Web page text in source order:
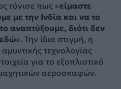
τόνισε πως «είμαστε
με την Ινδία και να το
αναπτύξουμε, διότι δεν
». Την ίδια στιγμή, η
τεχνολογίας
για το εξοπλιστικό
αεροσκαφών.